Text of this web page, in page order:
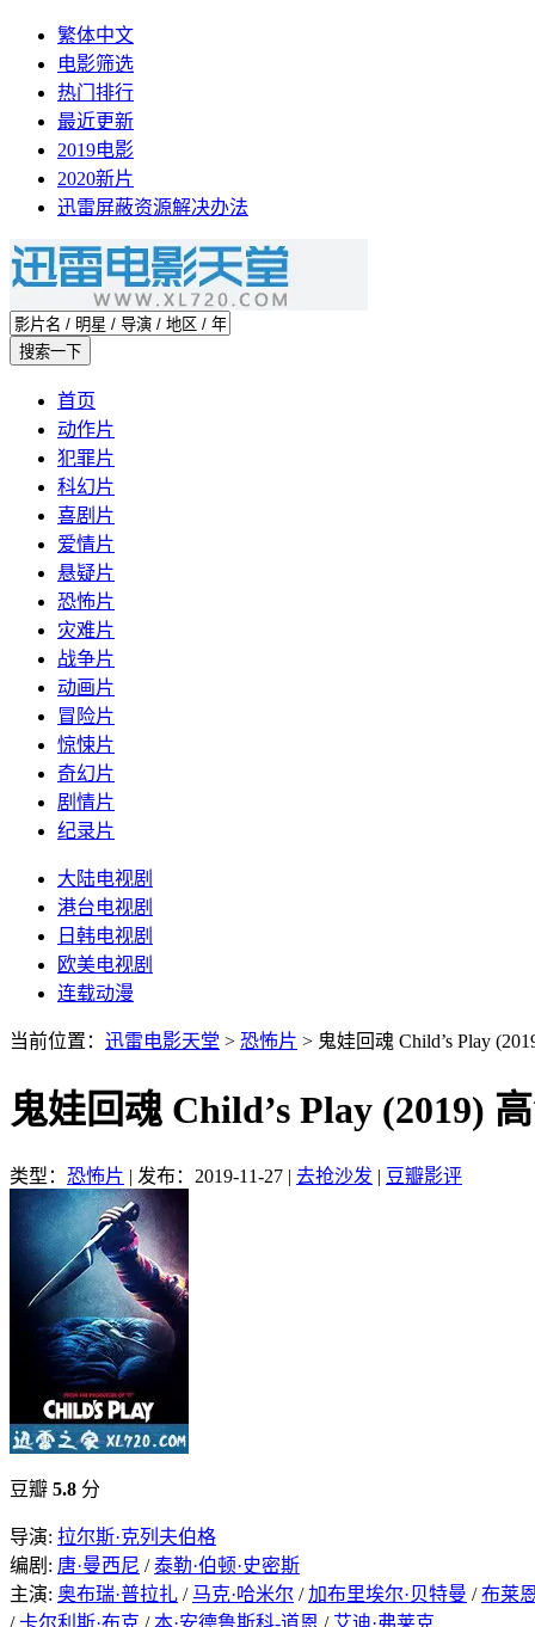
繁体中文
电影筛选
热门排行
最近更新
2019电影
2020新片
迅雷屏蔽资源解决办法
首页
动作片
犯罪片
科幻片
喜剧片
爱情片
悬疑片
恐怖片
灾难片
战争片
动画片
冒险片
惊悚片
奇幻片
剧情片
纪录片
大陆电视剧
港台电视剧
日韩电视剧
欧美电视剧
连载动漫
当前位置： 迅雷电影天堂 > 恐怖片 > 鬼娃回魂 Child’s Play
鬼娃回魂 Child’s Play (2019)
类型： 恐怖片 | 发布：2019-11-27 | 去抢沙发 | 豆瓣影评
豆瓣 5.8 分
导演: 拉尔斯·克列夫伯格
编剧: 唐·曼西尼 /泰勒·伯顿·史密斯
主演: 奥布瑞·普拉扎 / 马克·哈米尔 /加布里埃尔·贝特曼 /布莱
/卡尔利斯·布克 /本·安德鲁斯科-道恩 / 艾迪·弗莱克